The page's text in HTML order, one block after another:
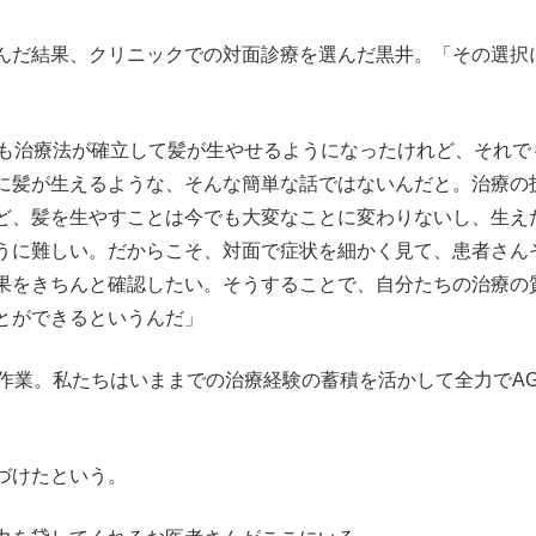
結果、クリニックでの対面診療を選んだ黒井。「その選択
治療法が確立して髪が生やせるようになったけれど、それで
髪が生えるような、そんな簡単な話ではないんだと。治療の
、髪を生やすことは今でも大変なことに変わりないし、生え
に難しい。だからこそ、対面で症状を細かく見て、患者さん
をきちんと確認したい。そうすることで、自分たちの治療の
できるというんだ」
業。私たちはいままでの治療経験の蓄積を活かして全力で
たという。